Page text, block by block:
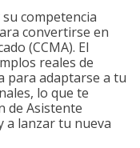
competencia
convertirse en
(CCMA). El
reales de
para adaptarse a tu
lo que te
de Asistente
a lanzar tu nueva